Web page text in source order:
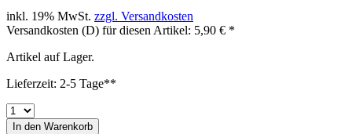
inkl. 19% MwSt. zzgl. Versandkosten
Versandkosten (D) für diesen Artikel: 5,90 € *
Artikel auf Lager.
Lieferzeit: 2-5 Tage**
In den Warenkorb